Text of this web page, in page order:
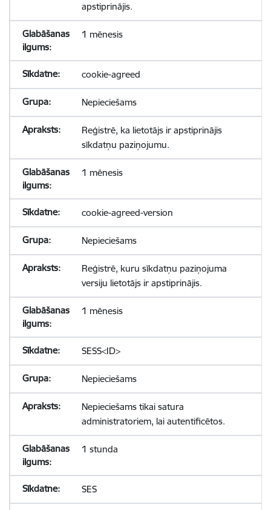
apstiprinājis.
1 mēnesis
cookie-agreed
Nepieciešams
Reģistrē, ka lietotājs ir apstiprinājis
sīkdatņu paziņojumu.
1 mēnesis
cookie-agreed-version
Nepieciešams
Reģistrē, kuru sīkdatņu paziņojuma
versiju lietotājs ir apstiprinājis.
1 mēnesis
SESS<ID>
Nepieciešams
Nepieciešams tikai satura
administratoriem, lai autentificētos.
1 stunda
SES